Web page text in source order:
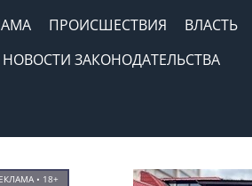
ПРОИСШЕСТВИЯ
ВЛАСТЬ
НОВОСТИ ЗАКОНОДАТЕЛЬСТВА
• 18+